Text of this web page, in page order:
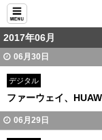
2017年06月
06月30日
デジタル
ファーウェイ、
06月29日